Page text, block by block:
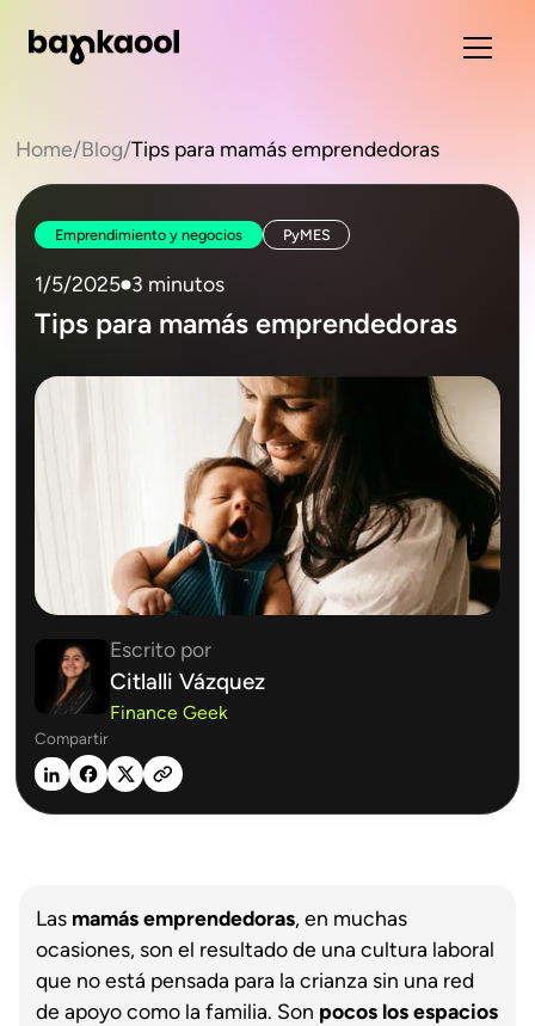
Home/Blog/Tips para mamás emprendedoras
Emprendimiento y negocios PyMES
1/5/2025 3 minutos
Tips para mamás emprendedoras
Escrito por
Citlalli Vázquez
Finance Geek
Compartir
Las mamás emprendedoras, en muchas
ocasiones, son el resultado de una cultura laboral
que no está pensada para la crianza sin una red
de apoyo como la familia. Son pocos los espacios